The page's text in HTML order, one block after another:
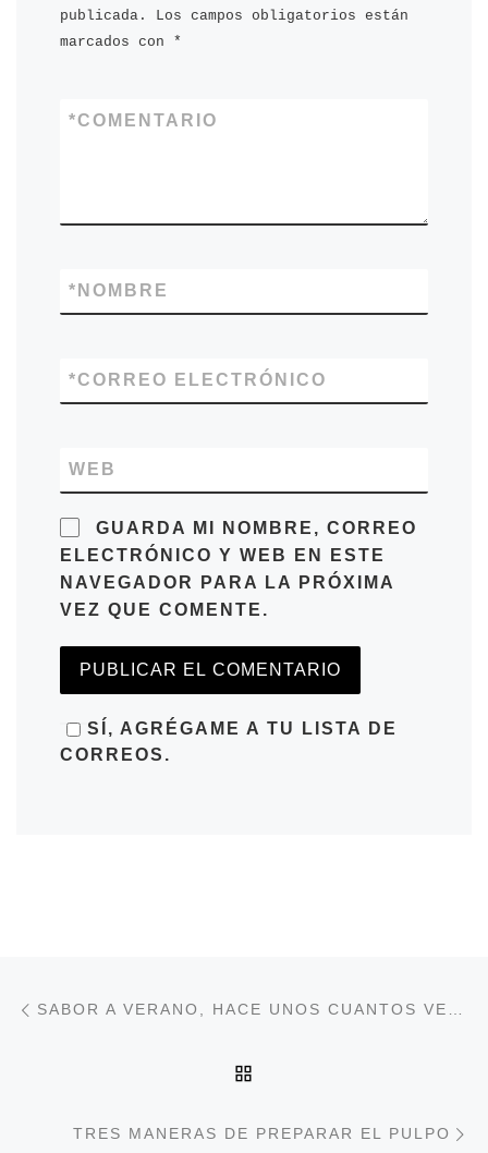
publicada.
Los campos obligatorios están
marcados con *
COMENTARIO
*
NOMBRE
*
CORREO ELECTRÓNICO
*
WEB
GUARDA MI NOMBRE, CORREO
ELECTRÓNICO Y WEB EN ESTE
NAVEGADOR PARA LA PRÓXIMA
VEZ QUE COMENTE.
SÍ, AGRÉGAME A TU LISTA DE
CORREOS.
Navegación de entradas
TRES MANERAS DE PREPARAR EL PULPO